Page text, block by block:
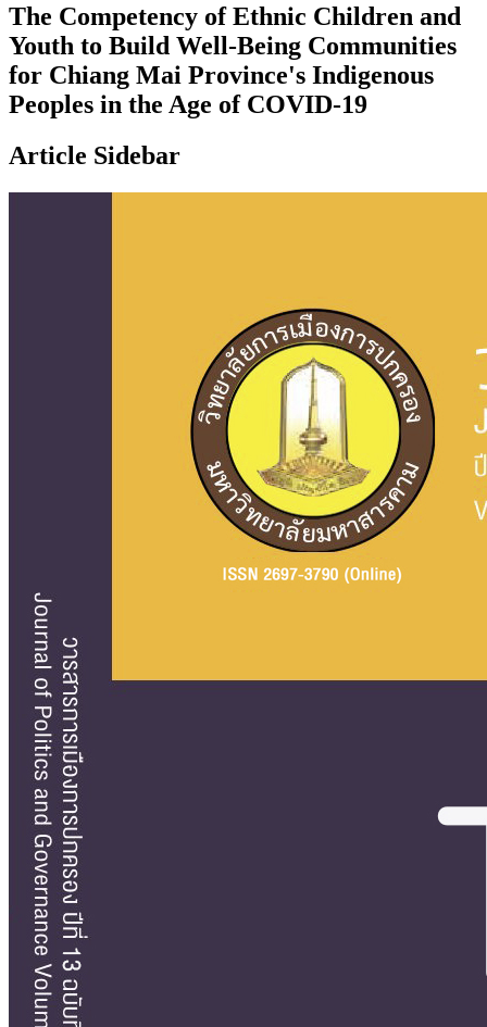
The Competency of Ethnic Children and
Youth to Build Well-Being Communities
for Chiang Mai Province's Indigenous
Peoples in the Age of COVID-19
Article Sidebar